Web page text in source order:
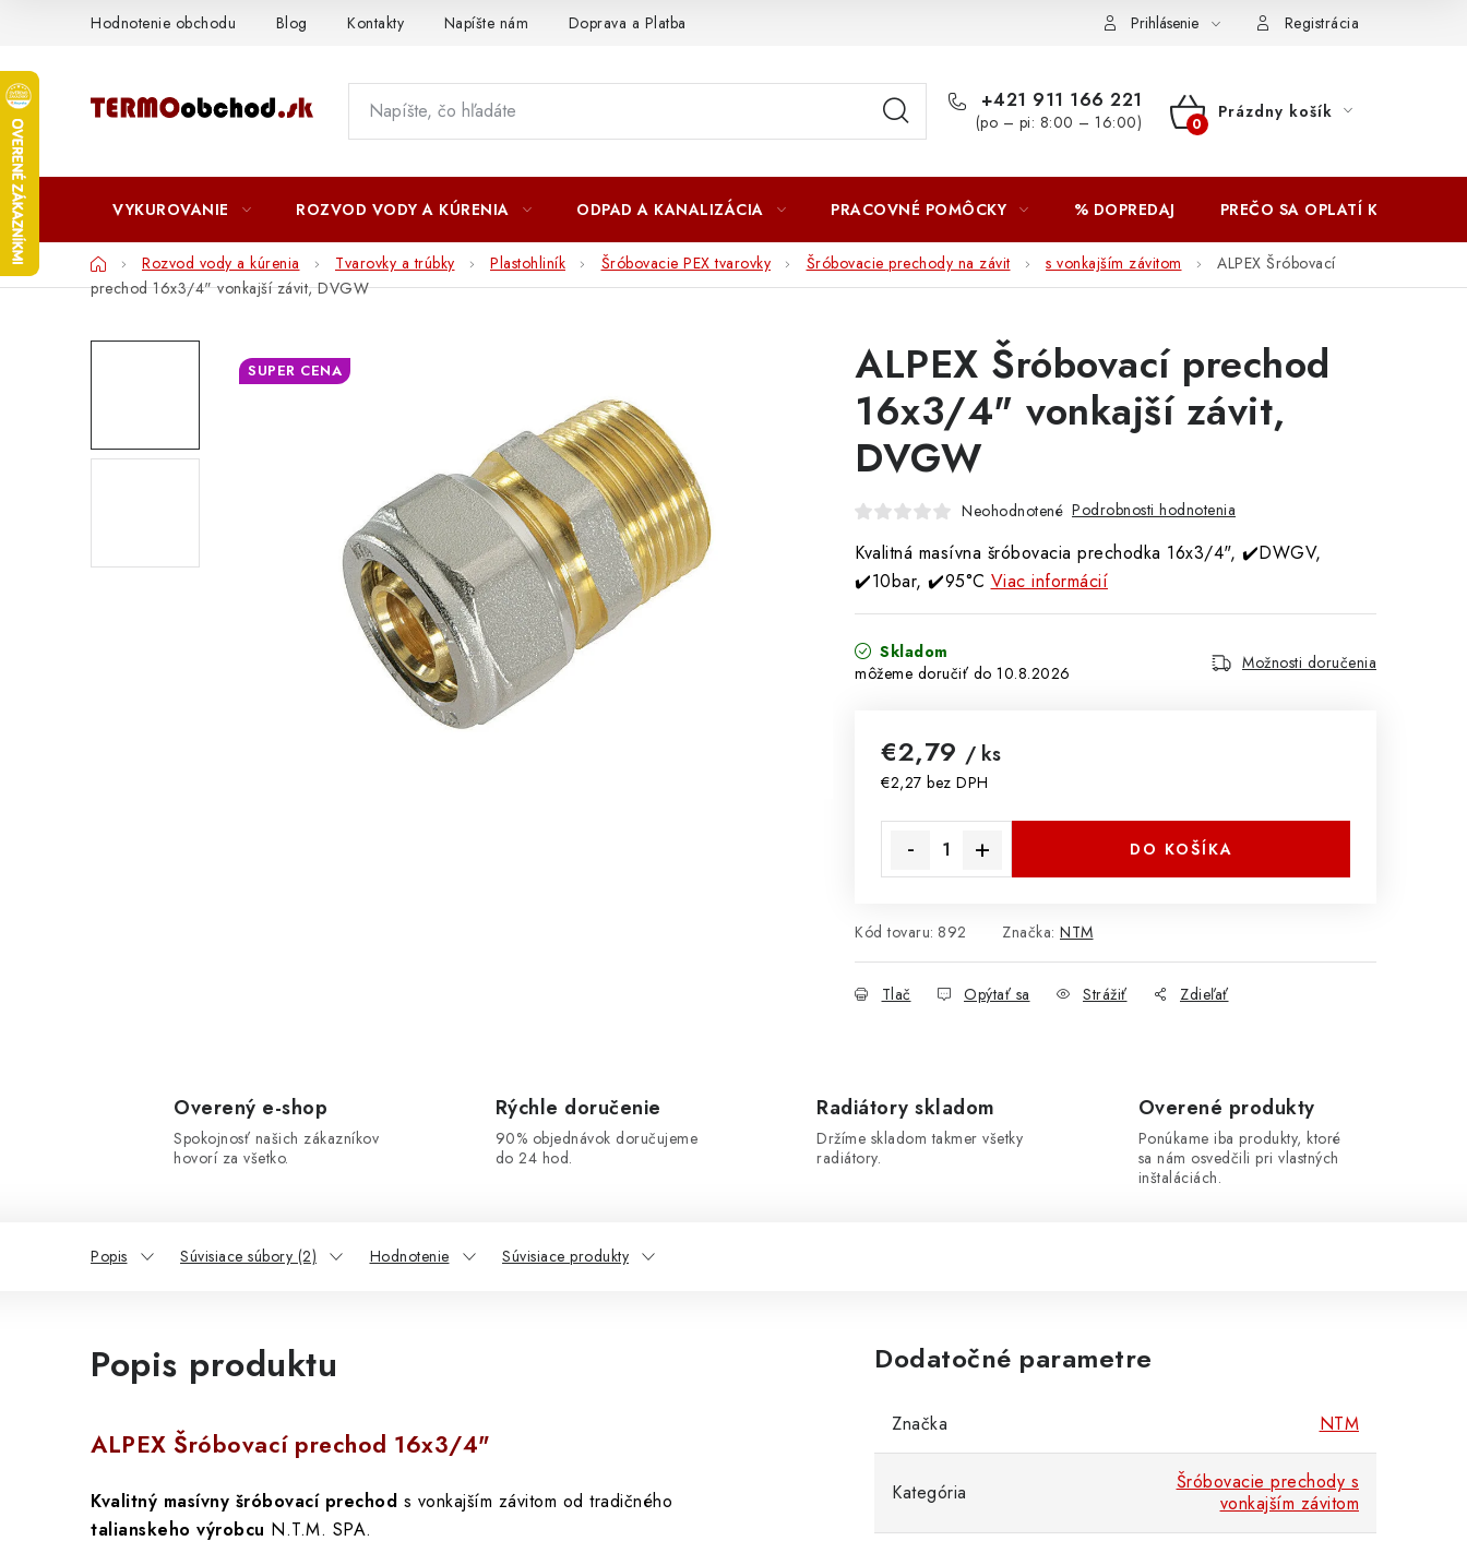
Hodnotenie obchodu Blog Kontakty Napíšte nám Doprava a Platba Prihlásenie Registrácia
+421 911 166 221
(po – pi: 8:00 – 16:00)
NÁKUPNÝ
Prázdny košík
VYKUROVANIE ROZVOD VODY A KÚRENIA ODPAD A KANALIZÁCIA PRACOVNÉ POMÔCKY % DOPREDAJ PREČO SA OPLATÍ KUPOVAŤ
DomovRozvod vody a kúrenia Tvarovky a trúbky Plastohliník Šróbovacie PEX tvarovky Šróbovacie prechody na závit s vonkajším závitom
ALPEX Šróbovací
prechod 16x3/4" vonkajší závit, DVGW
ALPEX Šróbovací prechod
16x3/4" vonkajší závit,
DVGW
Neohodnotené Podrobnosti hodnotenia
Kvalitná masívna šróbovacia prechodka 16x3/4", ✔️DWGV,
✔️10bar, ✔️95°C Viac informácií
Skladom
10.8.2026
Možnosti doručenia
€2,79 / ks
€2,27 bez DPH
DO KOŠÍKA
Kód tovaru: 892 Značka: NTM
Tlač Opýtať sa Strážiť Zdieľať
SUPER CENA
Overený e-shop
Spokojnosť našich zákazníkov
hovorí za všetko.
Rýchle doručenie
90% objednávok doručujeme
do 24 hod.
Radiátory skladom
Držíme skladom takmer všetky
radiátory.
Overené produkty
Ponúkame iba produkty, ktoré
sa nám osvedčili pri vlastných
inštaláciách.
Popis Súvisiace súbory (2) Hodnotenie Súvisiace produkty
Popis produktu
ALPEX Šróbovací prechod 16x3/4"
Kvalitný masívny šróbovací prechod s vonkajším závitom od tradičného
talianskeho výrobcu N.T.M. SPA.
Dodatočné parametre
Značka NTM
Kategória
Šróbovacie prechody s
vonkajším závitom